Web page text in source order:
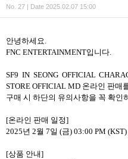
No. 27 | Date 2025.02.07 15:00
안녕하세요.
FNC ENTERTAINMENT입니다.
SF9 IN SEONG OFFICIAL
STORE OFFICIAL MD 온라인 판매
구매 시 하단의 유의사항을 꼭 확인
[온라인 판매 일정]
2025년 2월 7일 (금) 03:00 PM
[상품 안내]